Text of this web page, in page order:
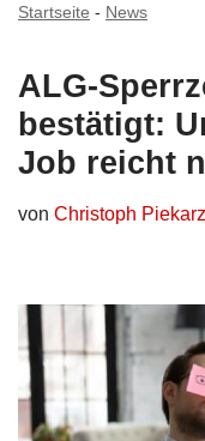
Startseite - News
ALG-
bestätigt:
Job reicht
von Christoph Piekarz